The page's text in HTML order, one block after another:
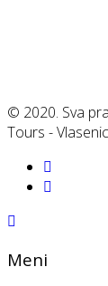
© 2020. Sva
Tours -
Meni